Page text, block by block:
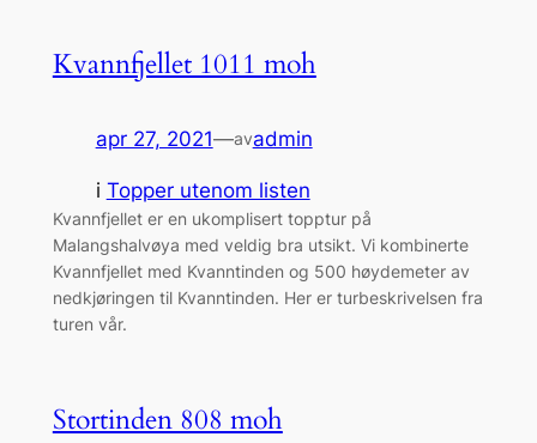
Kvannfjellet 1011 moh
apr 27, 2021—avadmin
i Topper utenom listen
Kvannfjellet er en ukomplisert topptur på
Malangshalvøya med veldig bra utsikt. Vi kombinerte
Kvannfjellet med Kvanntinden og 500 høydemeter av
nedkjøringen til Kvanntinden. Her er turbeskrivelsen fra
turen vår.
Stortinden 808 moh